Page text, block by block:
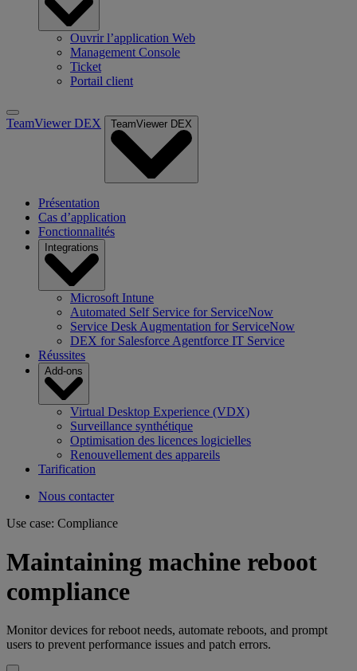
Ouvrir l’application Web
Management Console
Ticket
Portail client
TeamViewer DEX TeamViewer DEX
Présentation
Cas d’application
Fonctionnalités
Integrations
Microsoft Intune
Automated Self Service for ServiceNow
Service Desk Augmentation for ServiceNow
DEX for Salesforce Agentforce IT Service
Réussites
Add-ons
Virtual Desktop Experience (VDX)
Surveillance synthétique
Optimisation des licences logicielles
Renouvellement des appareils
Tarification
Nous contacter
Use case: Compliance
Maintaining machine reboot
compliance
Monitor devices for reboot needs, automate reboots, and prompt
users to prevent performance issues and patch errors.